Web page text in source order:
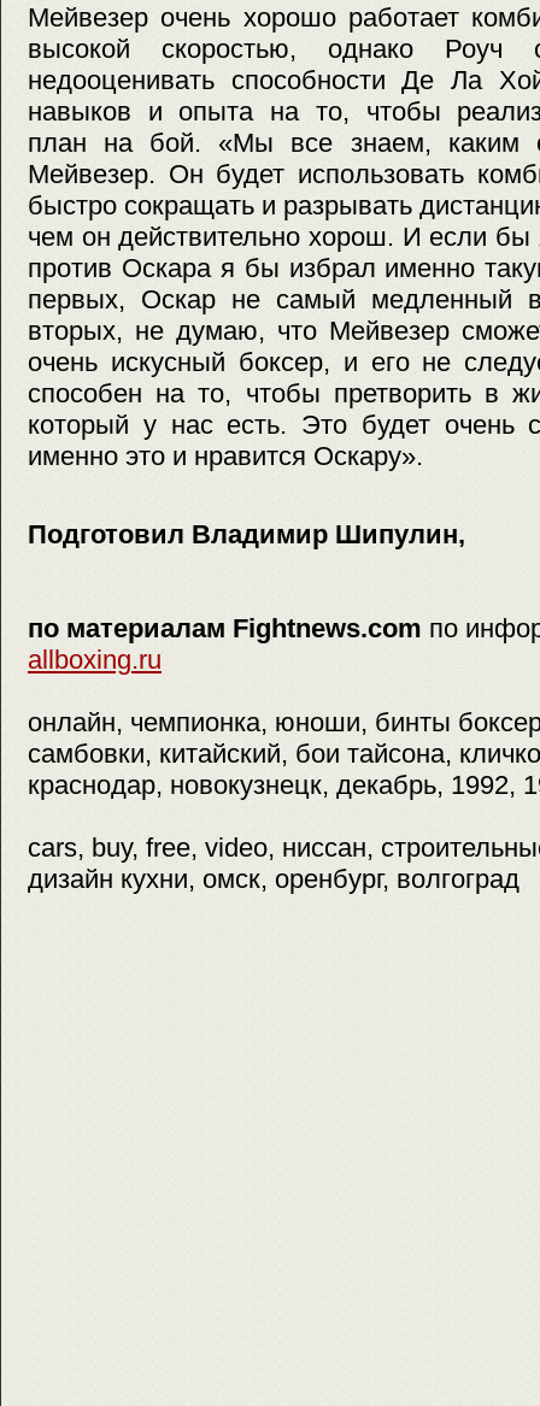
Мейвезер очень хорошо работает
высокой скоростью, однако Роуч
недооценивать способности Де Ла
навыков и опыта на то, чтобы
план на бой. «Мы все знаем, каким
Мейвезер. Он будет использовать
быстро сокращать и разрывать
чем он действительно хорош. И если бы
против Оскара я бы избрал именно
первых, Оскар не самый медленный
вторых, не думаю, что Мейвезер
очень искусный боксер, и его не
способен на то, чтобы претворить в
который у нас есть. Это будет очень
именно это и нравится Оскару».
Подготовил Владимир Шипулин,
по материалам Fightnews.com по
allboxing.ru
онлайн, чемпионка, юноши, бинты
самбовки, китайский, бои тайсона,
краснодар, новокузнецк, декабрь, 1992,
cars, buy, free, video, ниссан,
дизайн кухни, омск, оренбург, волгоград